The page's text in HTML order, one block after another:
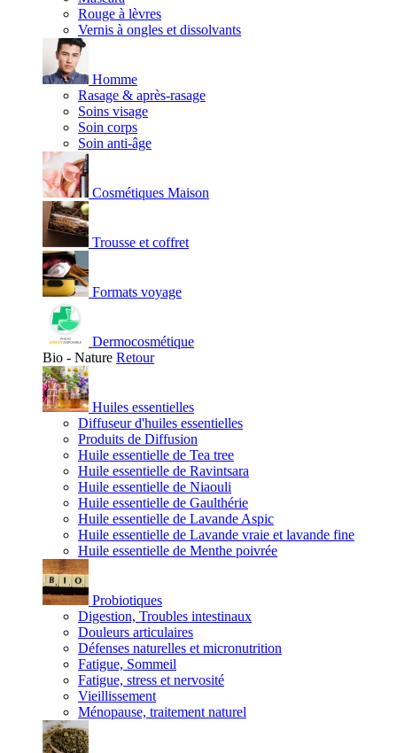
Rouge à lèvres
Vernis à ongles et dissolvants
Homme
Rasage & après-rasage
Soins visage
Soin corps
Soin anti-âge
Cosmétiques Maison
Trousse et coffret
Formats voyage
Dermocosmétique
Bio - Nature Retour
Huiles essentielles
Diffuseur d'huiles essentielles
Produits de Diffusion
Huile essentielle de Tea tree
Huile essentielle de Ravintsara
Huile essentielle de Niaouli
Huile essentielle de Gaulthérie
Huile essentielle de Lavande Aspic
Huile essentielle de Lavande vraie et lavande fine
Huile essentielle de Menthe poivrée
Probiotiques
Digestion, Troubles intestinaux
Douleurs articulaires
Défenses naturelles et micronutrition
Fatigue, Sommeil
Fatigue, stress et nervosité
Vieillissement
Ménopause, traitement naturel